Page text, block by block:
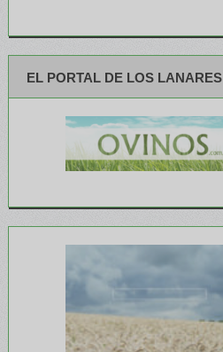
EL PORTAL DE LOS LANARES